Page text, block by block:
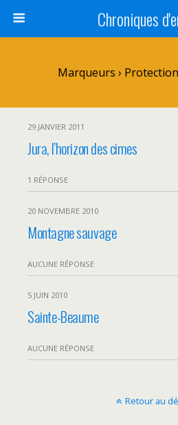
Chroniques
Marqueurs ›
29 JANVIER 2011
Jura, l’horizon des cimes
1 RÉPONSE
20 NOVEMBRE 2010
Montagne sauvage
AUCUNE RÉPONSE
5 JUIN 2010
Sainte-Beaume
AUCUNE RÉPONSE
Retour au